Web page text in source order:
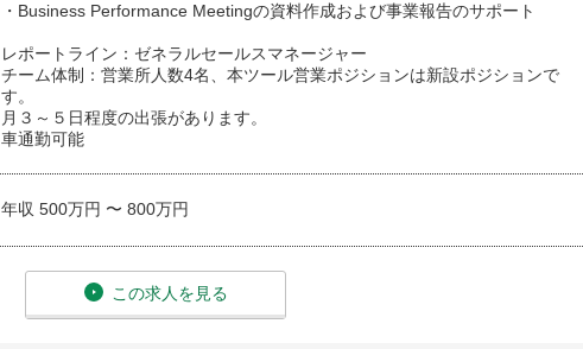
・Business Performance Meetingの資料作成および事業報告のサポート
レポートライン：ゼネラルセールスマネージャー
チーム体制：営業所人数4名、本ツール営業ポジションは新設ポジションで
す。
月３～５日程度の出張があります。
車通勤可能
年収 500万円 〜 800万円
この求人を見る